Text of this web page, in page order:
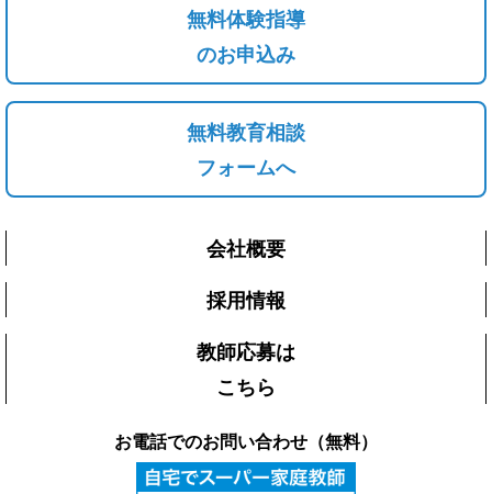
無料体験指導
のお申込み
無料教育相談
フォームへ
会社概要
採用情報
教師応募は
こちら
お電話でのお問い合わせ（無料）